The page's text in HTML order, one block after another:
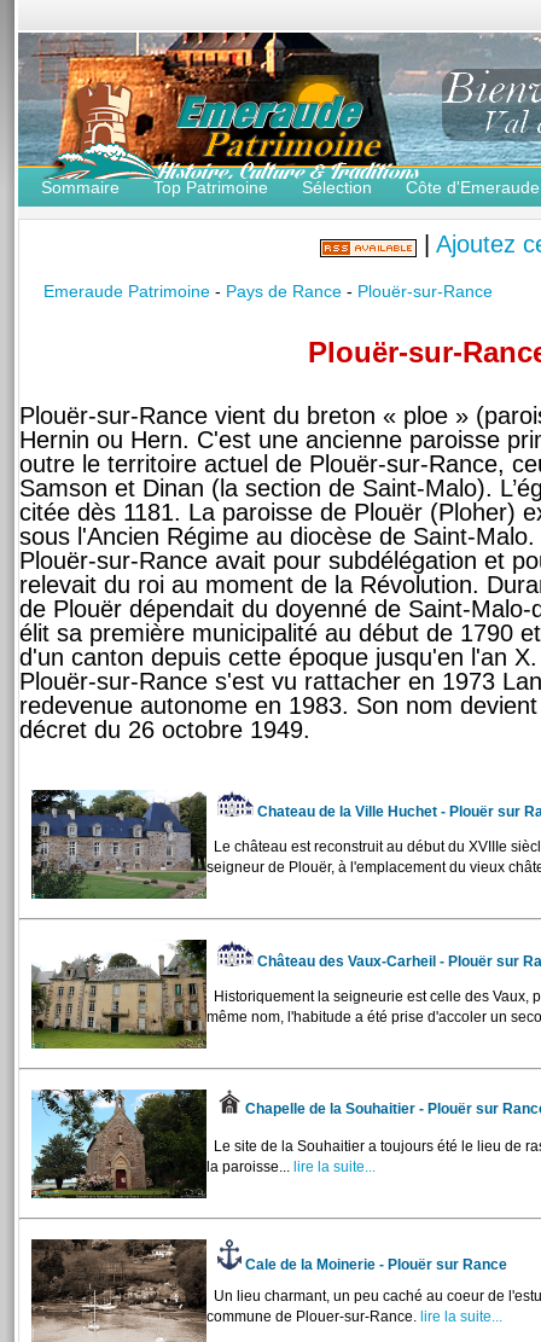
Sommaire Top Patrimoine Sélection Côte d'Emeraude
Ajoutez
Emeraude Patrimoine - Pays de Rance - Plouër-sur-Rance
Plouër-sur-
Plouër-sur-Rance vient du breton « ploe »
Hernin ou Hern. C'est une ancienne paroisse
outre le territoire actuel de Plouër-sur-Rance,
Samson et Dinan (la section de Saint-Malo).
citée dès 1181. La paroisse de Plouër (Ploher)
sous l'Ancien Régime au diocèse de Saint-
Plouër-sur-Rance avait pour subdélégation et
relevait du roi au moment de la Révolution.
de Plouër dépendait du doyenné de Saint-
élit sa première municipalité au début de 1790
d'un canton depuis cette époque jusqu'en l'an
Plouër-sur-Rance s'est vu rattacher en 1973
redevenue autonome en 1983. Son nom
décret du 26 octobre 1949.
Chateau de la Ville Huchet - Plouër sur
Le château est reconstruit au début du XVIIIe
seigneur de Plouër, à l'emplacement du vieux
Château des Vaux-Carheil - Plouër sur
Historiquement la seigneurie est celle des Vaux,
même nom, l'habitude a été prise d'accoler un
Chapelle de la Souhaitier - Plouër sur
Le site de la Souhaitier a toujours été le lieu de
la paroisse... lire la suite...
Cale de la Moinerie - Plouër sur Rance
Un lieu charmant, un peu caché au coeur de
commune de Plouer-sur-Rance. lire la suite...